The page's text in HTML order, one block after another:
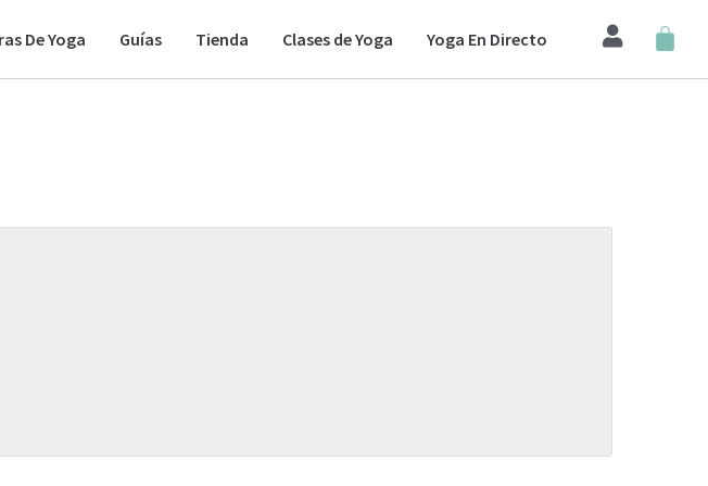
De Yoga Guías Tienda Clases de Yoga Yoga En Directo